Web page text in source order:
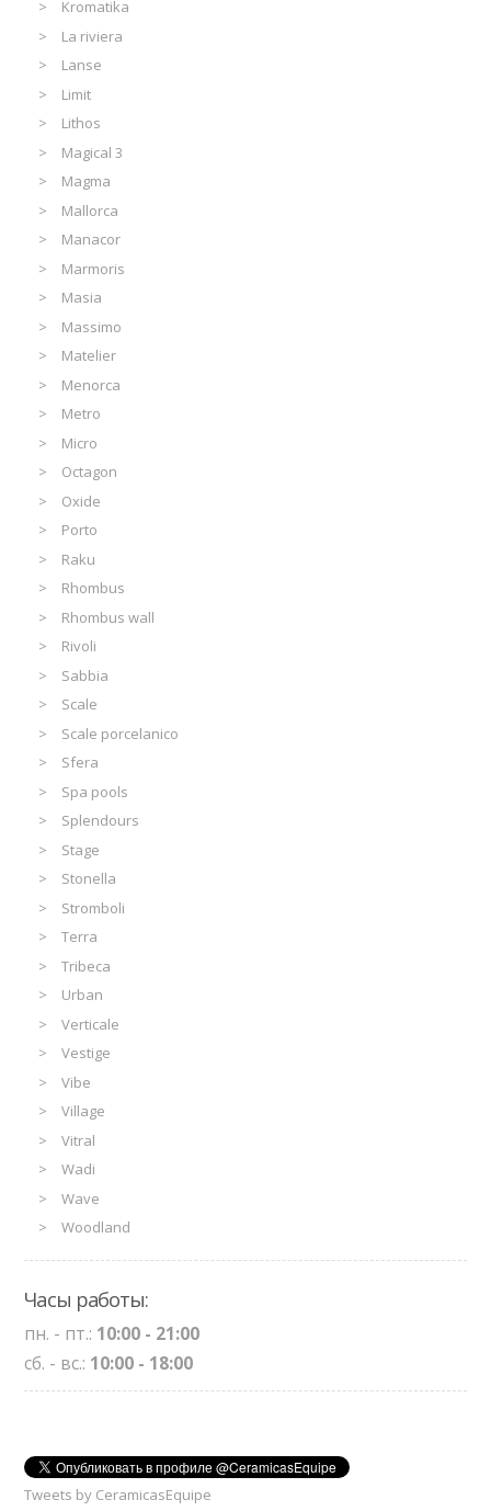
Kromatika
La riviera
Lanse
Limit
Lithos
Magical 3
Magma
Mallorca
Manacor
Marmoris
Masia
Massimo
Matelier
Menorca
Metro
Micro
Octagon
Oxide
Porto
Raku
Rhombus
Rhombus wall
Rivoli
Sabbia
Scale
Scale porcelanico
Sfera
Spa pools
Splendours
Stage
Stonella
Stromboli
Terra
Tribeca
Urban
Verticale
Vestige
Vibe
Village
Vitral
Wadi
Wave
Woodland
Часы работы:
пн. - пт.: 10:00 - 21:00
сб. - вс.: 10:00 - 18:00
Tweets by CeramicasEquipe